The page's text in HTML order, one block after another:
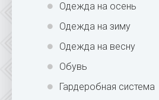
Одежда на осень
Одежда на зиму
Одежда на весну
Обувь
Гардеробная система